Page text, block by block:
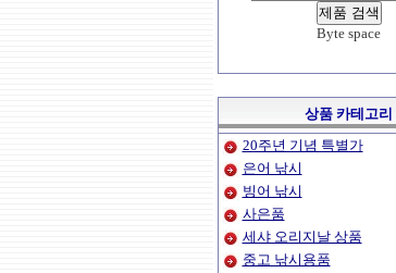
Byte space
상품 카테고리
20주년 기념 특별가
은어 낚시
빙어 낚시
사은품
세샤 오리지날 상품
중고 낚시용품